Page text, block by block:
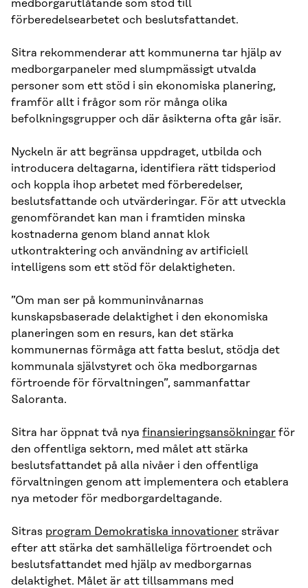
medborgarutlåtande som stöd till
förberedelsearbetet och beslutsfattandet.
Sitra rekommenderar att kommunerna tar hjälp av
medborgarpaneler med slumpmässigt utvalda
personer som ett stöd i sin ekonomiska planering,
framför allt i frågor som rör många olika
befolkningsgrupper och där åsikterna ofta går isär.
Nyckeln är att begränsa uppdraget, utbilda och
introducera deltagarna, identifiera rätt tidsperiod
och koppla ihop arbetet med förberedelser,
beslutsfattande och utvärderingar. För att utveckla
genomförandet kan man i framtiden minska
kostnaderna genom bland annat klok
utkontraktering och användning av artificiell
intelligens som ett stöd för delaktigheten.
”Om man ser på kommuninvånarnas
kunskapsbaserade delaktighet i den ekonomiska
planeringen som en resurs, kan det stärka
kommunernas förmåga att fatta beslut, stödja det
kommunala självstyret och öka medborgarnas
förtroende för förvaltningen”, sammanfattar
Saloranta.
Sitra har öppnat två nya finansieringsansökningar för
den offentliga sektorn, med målet att stärka
beslutsfattandet på alla nivåer i den offentliga
förvaltningen genom att implementera och etablera
nya metoder för medborgardeltagande.
Sitras program Demokratiska innovationer strävar
efter att stärka det samhälleliga förtroendet och
beslutsfattandet med hjälp av medborgarnas
delaktighet. Målet är att tillsammans med